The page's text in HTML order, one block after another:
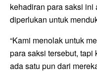
kehadiran para saksi ini
diperlukan untuk
“Kami menolak untuk
para saksi tersebut,
ada satu pun dari